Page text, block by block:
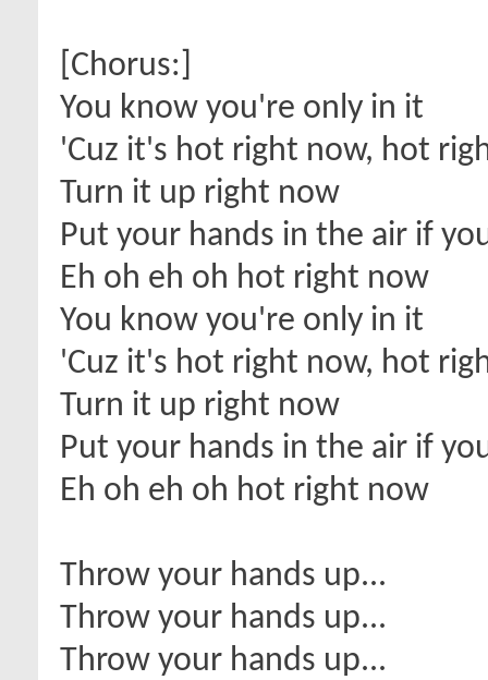
[Chorus:]
You know you're only in it
'Cuz it's hot right now, hot
Turn it up right now
Put your hands in the air if
Eh oh eh oh hot right now
You know you're only in it
'Cuz it's hot right now, hot
Turn it up right now
Put your hands in the air if
Eh oh eh oh hot right now
Throw your hands up...
Throw your hands up...
Throw your hands up...